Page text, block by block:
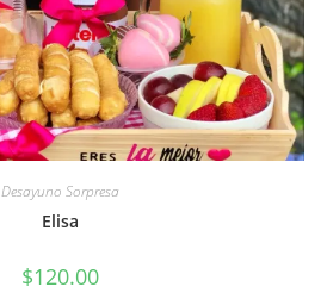
Desayuno Sorpresa
Elisa
$120.00